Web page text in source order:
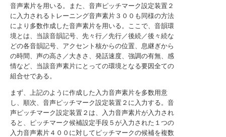
音声素片を用いる。また、音声ピッチマーク設定装置２
に入力されるトレーニング音声素片３００も同様の方法
により多数作成した音声素片を用いる。ここで、音韻環
境とは、当該音韻記号、先々行／先行／後続／後々続な
どの各音韻記号、アクセント核からの位置、息継ぎから
の時間、声の高さ／大きさ、発話速度、強調の有無、感
情など、当該音声素片にとっての環境となる要因全ての
組合せである。
まず、上記のように作成した入力音声素片を多数用意
し、順次、音声ピッチマーク設定装置２に入力する。音
声ピッチマーク設定装置２は、入力音声素片が入力され
ると、ピッチマーク候補設定手段５が入力された１つの
入力音声素片４００に対してピッチマークの候補を複数